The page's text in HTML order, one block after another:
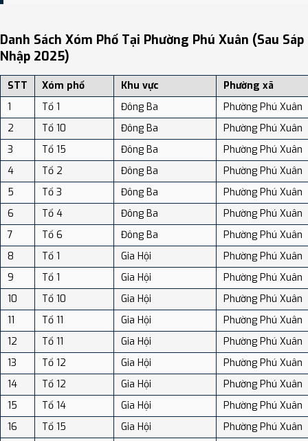
địa điểm tại: VReview.vn - Nền tảng review địa điểm, dịch vụ và du
lịch uy tín tại Việt Nam.
Danh Sách Xóm Phố Tại Phường Phú Xuân (sau Sáp
Nhập 2025)
STT Xóm phố Khu vực
Phường xã
1
Tổ 1 Đông Ba
Phường Phú Xuân
2
Tổ 10 Đông Ba
Phường Phú Xuân
3
Tổ 15 Đông Ba
Phường Phú Xuân
4
Tổ 2 Đông Ba
Phường Phú Xuân
5
Tổ 3 Đông Ba
Phường Phú Xuân
6
Tổ 4 Đông Ba
Phường Phú Xuân
7
Tổ 6 Đông Ba
Phường Phú Xuân
8
Tổ 1 Gia Hội
Phường Phú Xuân
9
Tổ 1 Gia Hội
Phường Phú Xuân
10
Tổ 10 Gia Hội
Phường Phú Xuân
11
Tổ 11 Gia Hội
Phường Phú Xuân
12
Tổ 11 Gia Hội
Phường Phú Xuân
13
Tổ 12 Gia Hội
Phường Phú Xuân
14
Tổ 12 Gia Hội
Phường Phú Xuân
15
Tổ 14 Gia Hội
Phường Phú Xuân
16
Tổ 15 Gia Hội
Phường Phú Xuân